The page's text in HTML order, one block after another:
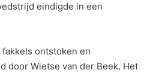
eindigde in een
ontstoken en
door Wietse van der Beek. Het